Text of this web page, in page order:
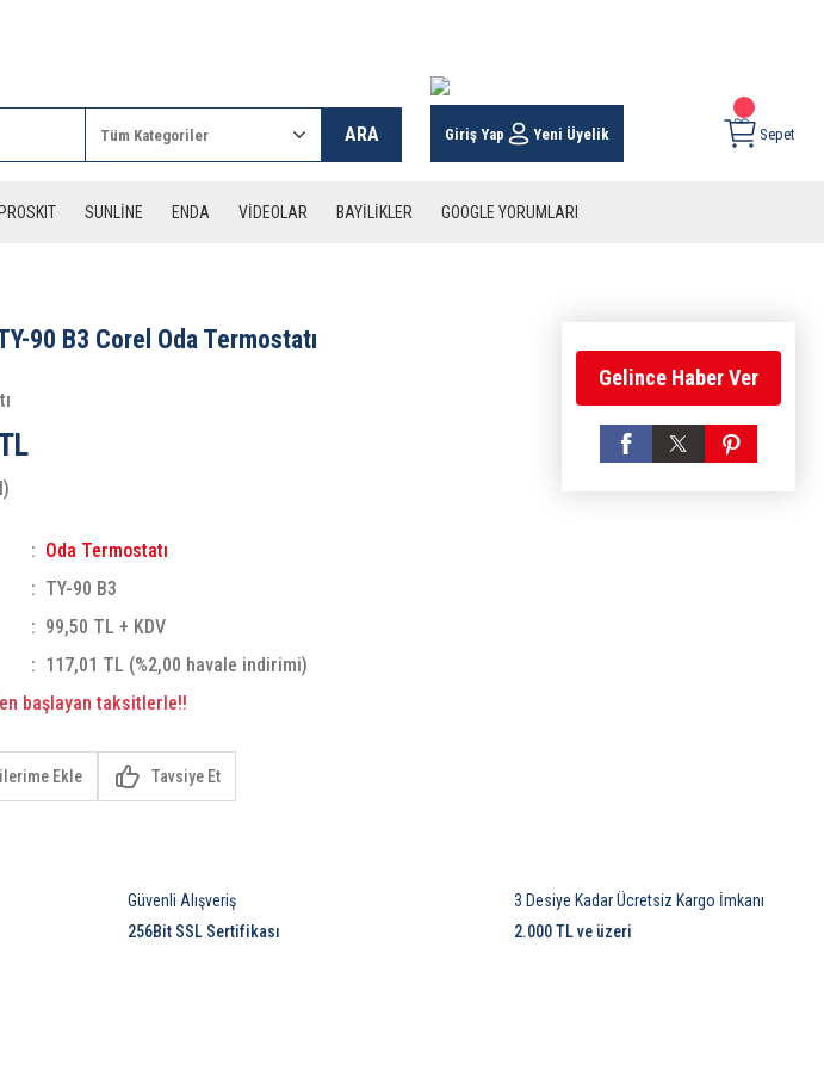
ARA Giriş Yap Yeni Üyelik Sepet
PROSKIT SUNLİNE ENDA VİDEOLAR BAYİLİKLER GOOGLE YORUMLARI
90 B3 Corel Oda Termostatı
Oda Termostatı
TY-90 B3
99,50 TL + KDV
117,01 TL (%2,00 havale indirimi)
başlayan taksitlerle!!
Tavsiye Et
Gelince Haber Ver
3 Desiye Kadar Ücretsiz Kargo İmkanı
2.000 TL ve üzeri
Güvenli Alışveriş
256Bit SSL Sertifikası